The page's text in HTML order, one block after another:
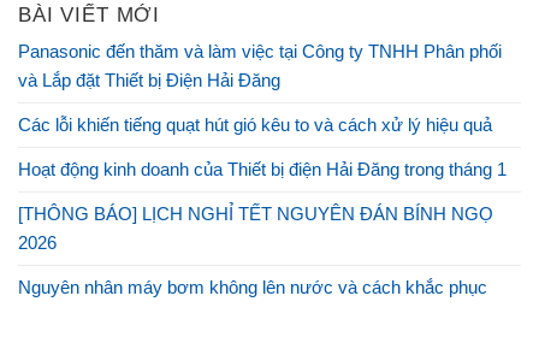
BÀI VIẾT MỚI
Panasonic đến thăm và làm việc tại Công ty TNHH Phân phối
và Lắp đặt Thiết bị Điện Hải Đăng
Các lỗi khiến tiếng quạt hút gió kêu to và cách xử lý hiệu quả
Hoạt động kinh doanh của Thiết bị điện Hải Đăng trong tháng 1
[THÔNG BÁO] LỊCH NGHỈ TẾT NGUYÊN ĐÁN BÍNH NGỌ
2026
Nguyên nhân máy bơm không lên nước và cách khắc phục